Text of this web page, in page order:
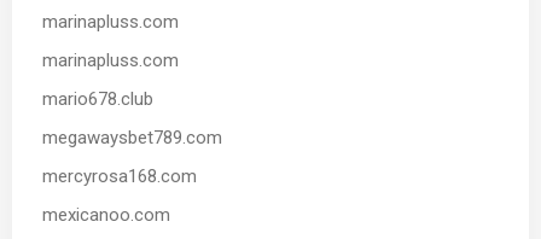
marinapluss.com
marinapluss.com
mario678.club
megawaysbet789.com
mercyrosa168.com
mexicanoo.com